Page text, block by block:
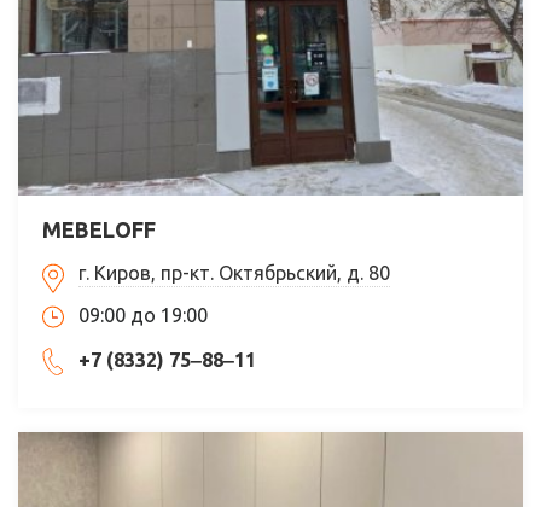
MEBELOFF
г. Киров, пр-кт. Октябрьский, д. 80
09:00 до 19:00
+7 (8332) 75‒88‒11